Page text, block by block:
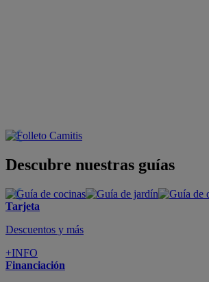
Descubre nuestras guías
Tarjeta
Descuentos y más
+INFO
Financiación